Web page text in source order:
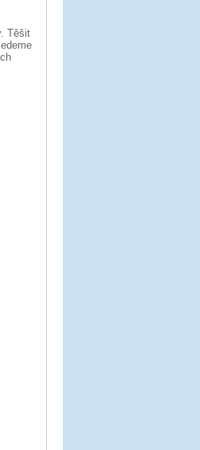
Těšit